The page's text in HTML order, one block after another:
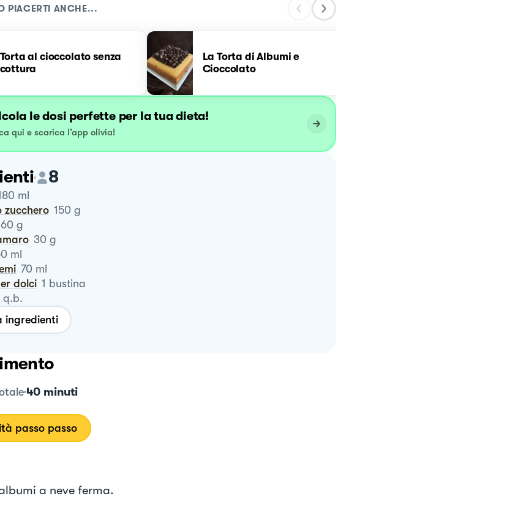
PIACERTI ANCHE...
Torta al cioccolato senza
cottura
La Torta di Albumi e
Cioccolato
le dosi perfette per la tua dieta!
qui e scarica l’app olivia!
8
ml
zucchero 150 g
g
30 g
ml
70 ml
dolci 1 bustina
q.b.
ingredienti
40 minuti
passo passo
a neve ferma.